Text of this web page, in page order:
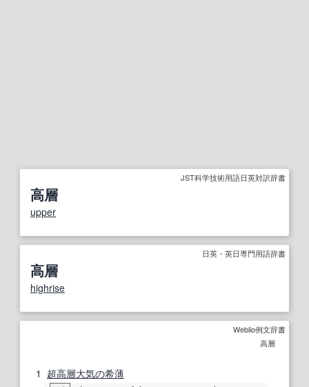
JST科学技術用語日英対訳辞書
高層
upper
日英・英日専門用語辞書
高層
highrise
Weblio例文辞書
高層
1 超高層大気の希薄